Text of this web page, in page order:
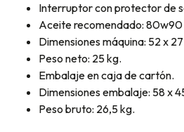
Interruptor con protector de
Aceite recomendado: 80w90
Dimensiones máquina: 52 x
Peso neto: 25 kg.
Embalaje en caja de cartón.
Dimensiones embalaje: 58 x
Peso bruto: 26,5 kg.